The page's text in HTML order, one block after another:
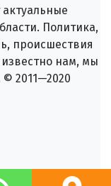
Политика,
происшествия
известно нам, мы
2011—2020